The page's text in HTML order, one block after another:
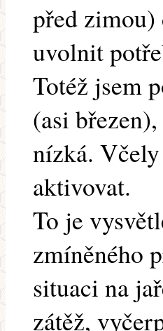
před zimou)
uvolnit
Totéž jsem
(asi
nízká.
aktivovat.
To je
zmíněného
situaci na
zátěž,